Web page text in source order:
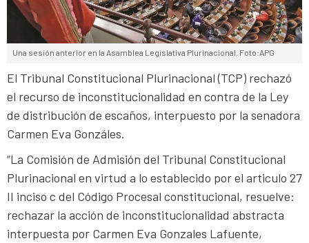
Una sesión anterior en la Asamblea Legislativa Plurinacional. Foto:APG
El Tribunal Constitucional Plurinacional (TCP) rechazó
el recurso de inconstitucionalidad en contra de la Ley
de distribución de escaños, interpuesto por la senadora
Carmen Eva Gonzáles.
“La Comisión de Admisión del Tribunal Constitucional
Plurinacional en virtud a lo establecido por el articulo 27
II inciso c del Código Procesal constitucional, resuelve:
rechazar la acción de inconstitucionalidad abstracta
interpuesta por Carmen Eva Gonzales Lafuente,